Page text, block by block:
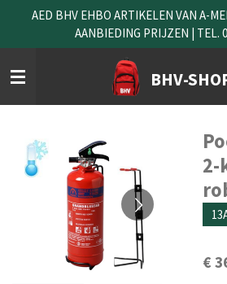
naar
de
hoofdinhoud
BHV-
AED BHV EHBO ARTIKELEN VAN A-
AANBIEDING PRIJZEN | TEL.
2-
€